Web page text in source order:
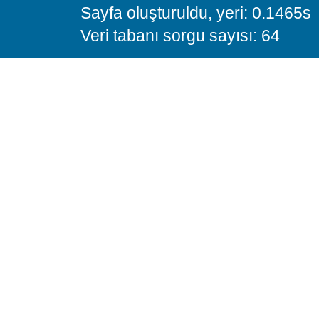
Sayfa oluşturuldu, yeri: 0.1465s
Veri tabanı sorgu sayısı: 64